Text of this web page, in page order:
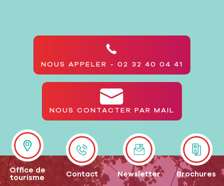
NOUS APPELER - 02 32 40 04 41
NOUS CONTACTER PAR MAIL
Office de
tourisme
Contact Newsletter Brochures